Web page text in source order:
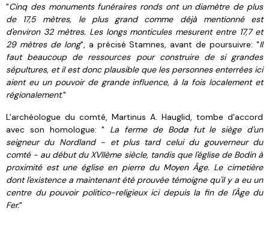
"Cinq des monuments funéraires ronds ont un diamètre de plus
de 17,5 mètres, le plus grand comme déjà mentionné est
d'environ 32 mètres. Les longs monticules mesurent entre 17,7 et
29 mètres de long", a précisé Stamnes, avant de poursuivre: "Il
faut beaucoup de ressources pour construire de si grandes
sépultures, et il est donc plausible que les personnes enterrées ici
aient eu un pouvoir de grande influence, à la fois localement et
régionalement."
L'archéologue du comté, Martinus A. Hauglid, tombe d'accord
avec son homologue: " La ferme de Bodø fut le siège d'un
seigneur du Nordland - et plus tard celui du gouverneur du
comté - au début du XVIIème siècle, tandis que l'église de Bodin à
proximité est une église en pierre du Moyen Âge. Le cimetière
dont l'existence a maintenant été prouvée témoigne qu'il y a eu un
centre du pouvoir politico-religieux ici depuis la fin de l'Âge du
Fer."